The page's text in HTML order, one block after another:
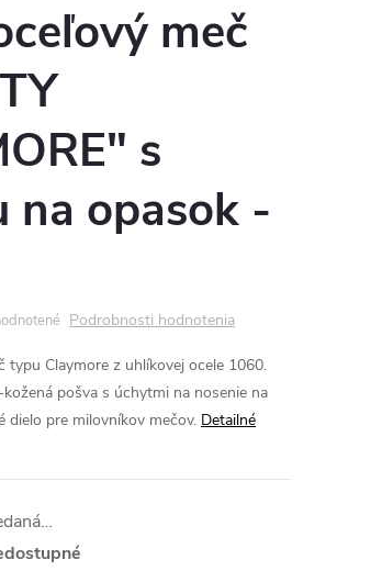
meč
s
na opasok -
Podrobnosti hodnotenia
typu Claymore z uhlíkovej ocele 1060.
pošva s úchytmi na nosenie na
dielo pre milovníkov mečov. Detailné